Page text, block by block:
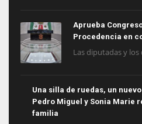
Aprueba
Procedencia en
Las diputadas y los
Una silla de ruedas, un
Pedro Miguel y Sonia Marie
familia